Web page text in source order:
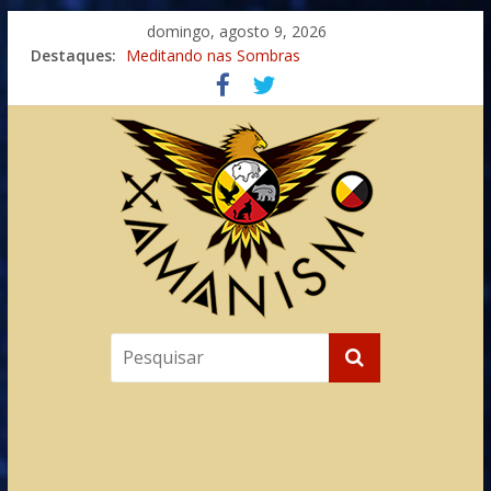
domingo, agosto 9, 2026
Destaques: Meditando nas Sombras
Autosuficiência: A Jornada do Espírito Ancestral
Xamanismo Universal
Totens – Caminho Espiritual – Crescimento
Imaginação na Cura